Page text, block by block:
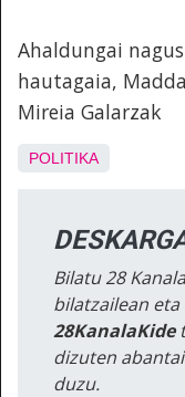
Ahaldungai
hautagaia,
Mireia Galarzak
POLITIKA
Bilatu 28
bilatzailean
28KanalaKide
dizuten
duzu.